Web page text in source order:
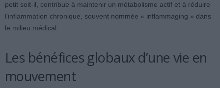
petit soit-il, contribue à maintenir un métabolisme actif et à réduire
l’inflammation chronique, souvent nommée « inflammaging » dans
le milieu médical.
Les bénéfices globaux d’une vie en
mouvement